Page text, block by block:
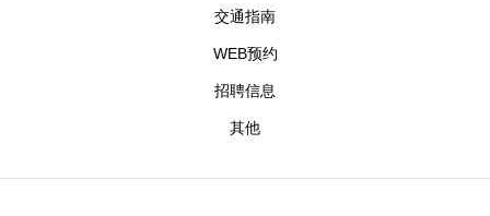
交通指南
WEB预约
招聘信息
其他